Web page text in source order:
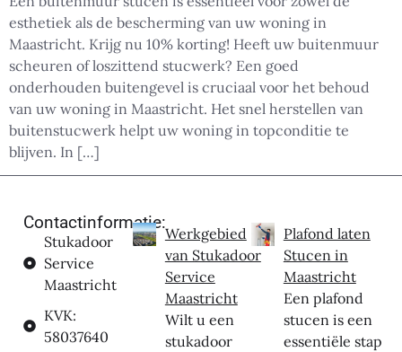
esthetiek als de bescherming van uw woning in
Maastricht. Krijg nu 10% korting! Heeft uw buitenmuur
scheuren of loszittend stucwerk? Een goed
onderhouden buitengevel is cruciaal voor het behoud
van uw woning in Maastricht. Het snel herstellen van
buitenstucwerk helpt uw woning in topconditie te
blijven. In […]
Contactinformatie:
Stukadoor
Service
Maastricht
KVK:
58037640
Werkgebied
van Stukadoor
Service
Maastricht
Wilt u een
stukadoor
Plafond laten
Stucen in
Maastricht
Een plafond
stucen is een
essentiële stap